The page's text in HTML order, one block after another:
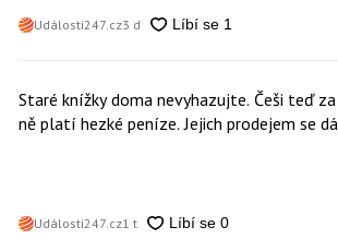
Události247.cz3 d
Staré knížky doma nevyhazujte. Češi teď za
ně platí hezké peníze. Jejich prodejem se dá
Události247.cz1 t